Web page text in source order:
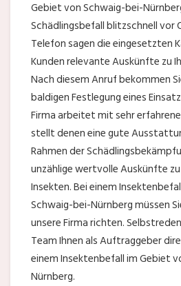
Gebiet von Schwaig-bei-
Schädlingsbefall blitzschnell vor
Telefon sagen die eingesetzten
Kunden relevante Auskünfte zu
Nach diesem Anruf bekommen
baldigen Festlegung eines
Firma arbeitet mit sehr
stellt denen eine gute
Rahmen der
unzählige wertvolle Auskünfte
Insekten. Bei einem
Schwaig-bei-Nürnberg müssen
unsere Firma richten.
Team Ihnen als Auftraggeber
einem Insektenbefall im Gebiet
Nürnberg.